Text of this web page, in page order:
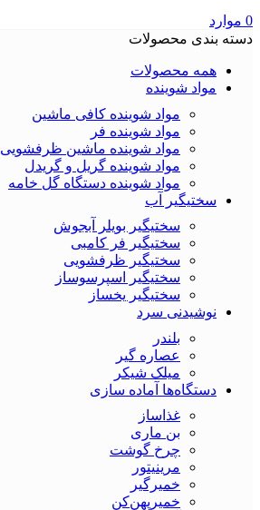
0 موارد
دسته بندی محصولات
همه محصولات
مواد شوینده
مواد شوینده کافی ماشین
مواد شوینده فر
مواد شوینده ماشین ظرفشویی
مواد شوینده گریل و گریدل
مواد شوینده دستگاه گل خامه
سختیگیر آب
سختیگیر بویلر آبجوش
سختیگیر فر کامبی
سختیگیر ظرفشویی
سختیگیر اسپرسوساز
سختیگیر یخساز
نوشیدنی سرد
بلندر
عصاره گیر
میلک شیکر
دستگاه‌ها آماده سازی
غذاساز
بن ماری
چرخ گوشت
مرینیتور
خمیرگیر
خمیر‌پهن‌کن